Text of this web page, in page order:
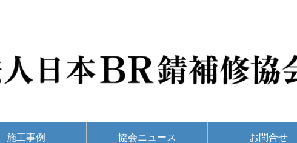
施工事例 協会ニュース お問合せ